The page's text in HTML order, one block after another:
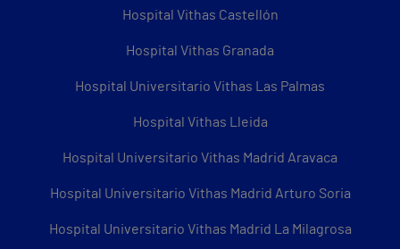
Hospital Vithas Castellón
Hospital Vithas Granada
Hospital Universitario Vithas Las Palmas
Hospital Vithas Lleida
Hospital Universitario Vithas Madrid Aravaca
Hospital Universitario Vithas Madrid Arturo Soria
Hospital Universitario Vithas Madrid La Milagrosa